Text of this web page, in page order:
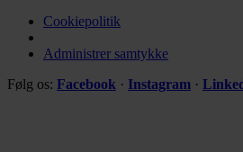
Cookiepolitik
Administrer samtykke
Følg os: Facebook · Instagram ·